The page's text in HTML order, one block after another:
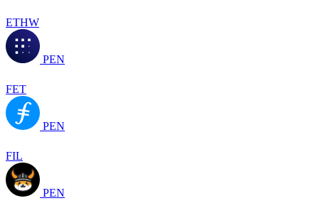
ETHW
PEN
FET
PEN
FIL
PEN